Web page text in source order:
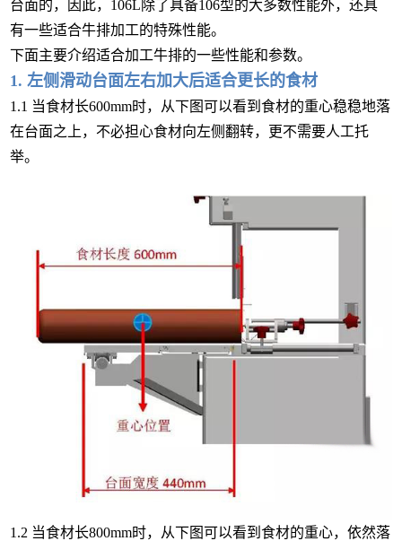
台面的，因此，106L除了具备106型的大多数性能外，还具
有一些适合牛排加工的特殊性能。
下面主要介绍适合加工牛排的一些性能和参数。
1. 左侧滑动台面左右加大后适合更长的食材
1.1 当食材长600mm时，从下图可以看到食材的重心稳稳地落
在台面之上，不必担心食材向左侧翻转，更不需要人工托
举。
1.2 当食材长800mm时，从下图可以看到食材的重心，依然落